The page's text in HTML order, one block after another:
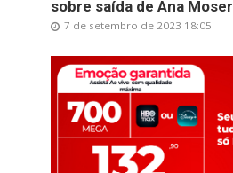
sobre saída de Ana Moser
7 de setembro de 2023 18:05